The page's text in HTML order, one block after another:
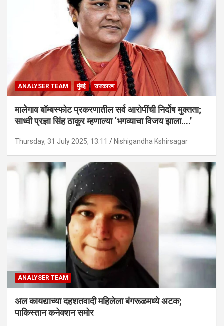
ANALYSER TEAM मुंबई राजकारण
मालेगाव बॉम्बस्फोट प्रकरणातील सर्व आरोपींची निर्दोष मुक्तता;
साध्वी प्रज्ञा सिंह ठाकूर म्हणाल्या ‘भगव्याचा विजय झाला….’
Thursday, 31 July 2025, 13:11 Nishigandha Kshirsagar
ANALYSER TEAM
अल कायद्याच्या दहशतवादी महिलेला बंगरूळमध्ये अटक;
पाकिस्तान कनेक्शन समोर